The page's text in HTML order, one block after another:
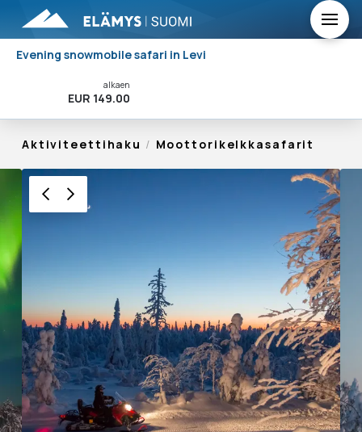
Evening snowmobile safari in Levi
alkaen
EUR 149.00
Aktiviteettihaku / Moottorikelkkasafarit